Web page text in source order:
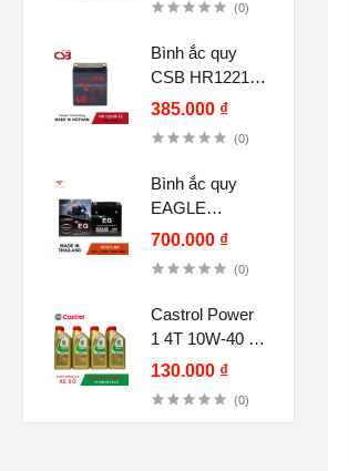
(0)
Bình ắc quy
CSB HR1221W
F2, 12V 5Ah
385.000 ₫
(0)
Bình ắc quy
EAGLE
HCX7L-MF
hãng
700.000 ₫
(0)
Castrol Power
1 4T 10W-40 (1
lít) cho xe số,
130.000 ₫
(0)